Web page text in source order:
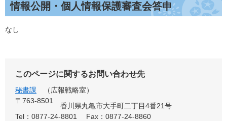
情報公開・個人情報保護審査会答申
なし
このページに関するお問い合わせ先
秘書課
広報戦略室
〒763-8501
香川県丸亀市大手町二丁目4番21号
Tel：0877-24-8801
Fax：0877-24-8860